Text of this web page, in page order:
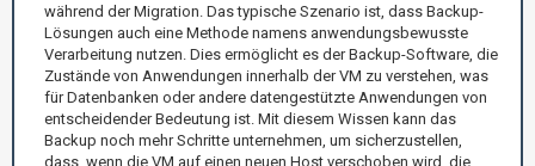
während der Migration. Das typische Szenario ist, dass Backup-
Lösungen auch eine Methode namens anwendungsbewusste
Verarbeitung nutzen. Dies ermöglicht es der Backup-Software, die
Zustände von Anwendungen innerhalb der VM zu verstehen, was
für Datenbanken oder andere datengestützte Anwendungen von
entscheidender Bedeutung ist. Mit diesem Wissen kann das
Backup noch mehr Schritte unternehmen, um sicherzustellen,
dass, wenn die VM auf einen neuen Host verschoben wird, die